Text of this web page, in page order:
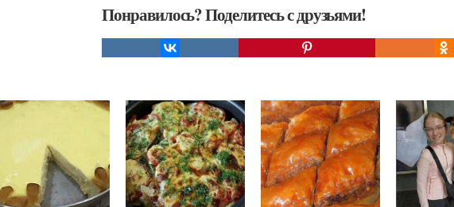
Понравилось? Поделитесь с друзьями!